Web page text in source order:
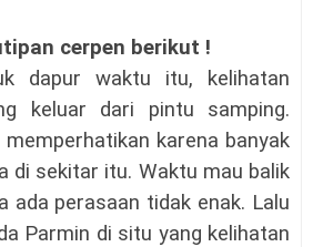
cerpen berikut !
dapur waktu itu, kelihatan
keluar dari pintu samping.
karena banyak
di sekitar itu. Waktu mau balik
ada perasaan tidak enak. Lalu
Parmin di situ yang kelihatan